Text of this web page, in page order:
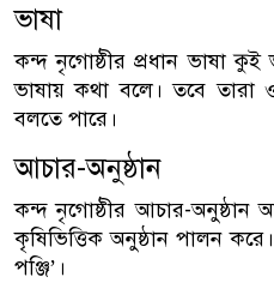
ভাষা
কন্দ নৃগোষ্ঠীর প্রধান ভাষা
ভাষায় কথা বলে। তবে তারা
বলতে পারে।
আচার-অনুষ্ঠান
কন্দ নৃগোষ্ঠীর আচার-অনুষ্ঠান
কৃষিভিত্তিক অনুষ্ঠান পালন
পঞ্জি’।